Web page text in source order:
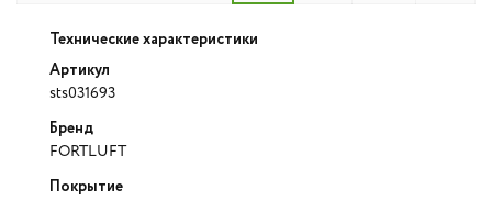
Технические характеристики
Артикул
sts031693
Бренд
FORTLUFT
Покрытие